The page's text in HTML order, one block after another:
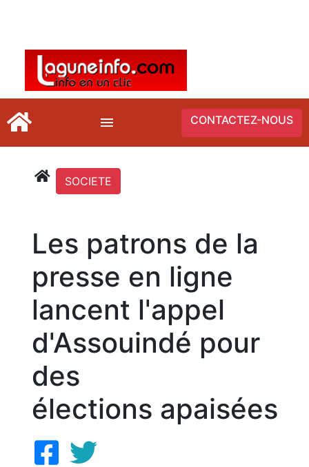
CONTACTEZ-NOUS
SOCIETE
Les patrons de la
presse en ligne
lancent l'appel
d'Assouindé pour
des
élections apaisées